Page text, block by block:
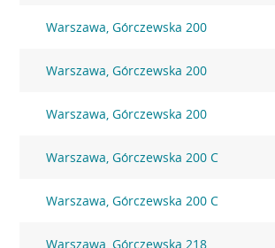
Warszawa, Górczewska 200
Warszawa, Górczewska 200
Warszawa, Górczewska 200
Warszawa, Górczewska 200 C
Warszawa, Górczewska 200 C
Warszawa, Górczewska 218